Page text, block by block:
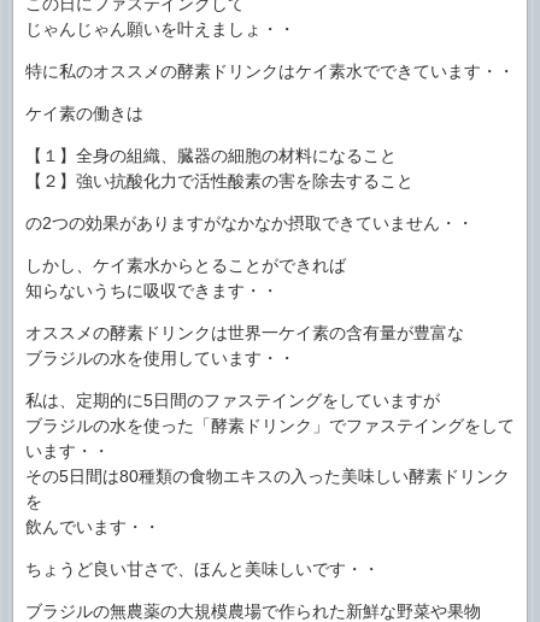
じゃんじゃん願いを叶えましょ・・
特に私のオススメの酵素ドリンクはケイ素水でできています・・
ケイ素の働きは
【１】全身の組織、臓器の細胞の材料になること
【２】強い抗酸化力で活性酸素の害を除去すること
の2つの効果がありますがなかなか摂取できていません・・
しかし、ケイ素水からとることができれば
知らないうちに吸収できます・・
オススメの酵素ドリンクは世界一ケイ素の含有量が豊富な
ブラジルの水を使用しています・・
私は、定期的に5日間のファステイングをしていますが
ブラジルの水を使った「酵素ドリンク」でファステイングをして
います・・
その5日間は80種類の食物エキスの入った美味しい酵素ドリンク
を
飲んでいます・・
ちょうど良い甘さで、ほんと美味しいです・・
ブラジルの無農薬の大規模農場で作られた新鮮な野菜や果物